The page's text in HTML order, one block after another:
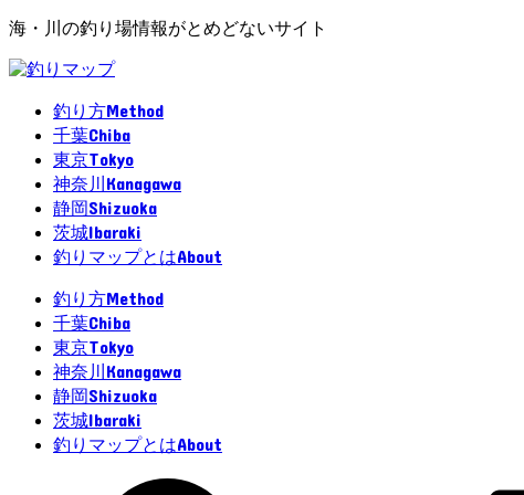
海・川の釣り場情報がとめどないサイト
釣り方Method
千葉Chiba
東京Tokyo
神奈川 Kanagawa
静岡Shizuoka
茨城Ibaraki
釣りマップとはAbout
釣り方Method
千葉Chiba
東京Tokyo
神奈川 Kanagawa
静岡Shizuoka
茨城Ibaraki
釣りマップとはAbout